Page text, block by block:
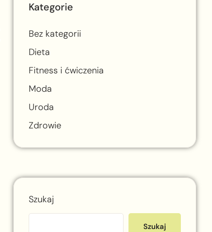
Kategorie
Bez kategorii
Dieta
Fitness i ćwiczenia
Moda
Uroda
Zdrowie
Szukaj
Szukaj